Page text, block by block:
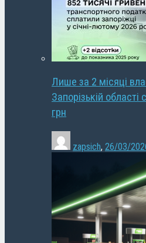
Лише за 2 місяці
Запорізькій
грн
zapsich, 26/03/